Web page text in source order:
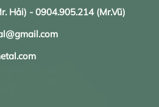
Hải) - 0904.905.214(Mr.Vũ)